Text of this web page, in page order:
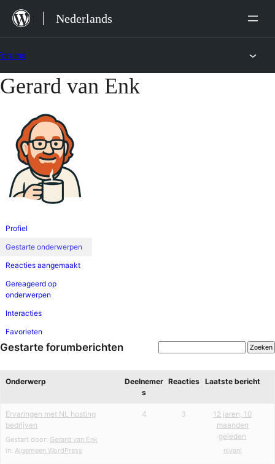
naar
Nederlands
Ga
inhoud
Gerard van Enk
Profiel
Gestarte onderwerpen
Reacties aangemaakt
Gereageerd op
onderwerpen
Interacties
Favorieten
Gestarte forumberichten
Onderwerp
Deelnemer
s
Reacties Laatste bericht
Ervaringen met NL hosting
bedrijven
Gestart door: Gerard van Enk
in: Algemeen WordPress
4 3
12 jaren, 10
maanden
geleden
nivanl